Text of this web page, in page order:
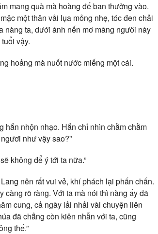
mang quà mà hoàng đế ban thưởng vào.
một thân vải lụa mỏng nhẹ, tóc đen chải
ta, dưới ánh nến mơ màng người này
vậy.
hoảng mà nuốt nước miếng một cái.
hắn nhộn nhạo. Hắn chỉ nhìn chằm chằm
như vậy sao?”
không để ý tới ta nữa.”
nên rất vui vẻ, khí phách lại phấn chấn.
rõ ràng. Với ta mà nói thì nàng ấy đã
cung, cả ngày lải nhải vài chuyện liên
đã chẳng còn kiên nhẫn với ta, cũng
thế.”